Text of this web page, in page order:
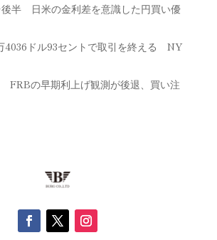
半 日米の金利差を意識した円買い優
ドル93セントで取引を終える NY
FRBの早期利上げ観測が後退、買い注